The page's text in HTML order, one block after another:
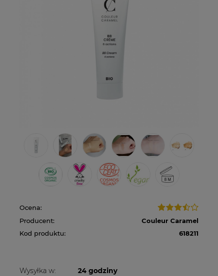
Ocena:
Producent:
Couleur Caramel
Kod produktu:
618211
Wysyłka w: 24 godziny